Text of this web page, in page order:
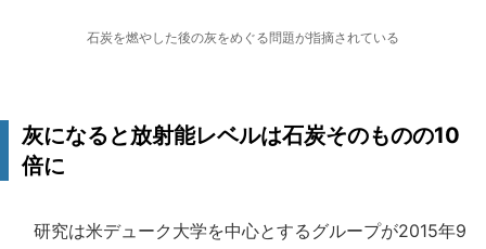
石炭を燃やした後の灰をめぐる問題が指摘されている
灰になると放射能レベルは石炭そのものの10
倍に
研究は米デューク大学を中心とするグループが2015年9